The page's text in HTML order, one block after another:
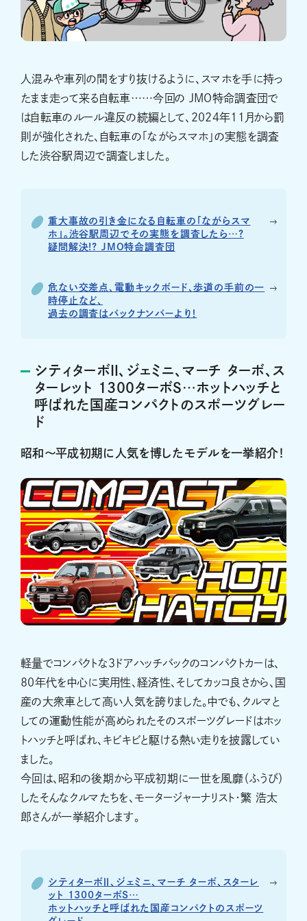
人混みや車列の間をすり抜けるように、スマホを手に持っ
たまま走って来る自転車……今回の JMO特命調査団で
は自転車のルール違反の続編として、2024年11月から罰
則が強化された、自転車の「ながらスマホ」の実態を調査
した渋谷駅周辺で調査しました。
重大事故の引き金になる自転車の「ながらスマ
ホ」。渋谷駅周辺でその実態を調査したら…?
疑問解決!? JMO特命調査団
危ない交差点、電動キックボード、歩道の手前の一
時停止など、
過去の調査はバックナンバーより！
シティターボⅡ、ジェミニ、マーチ ターボ、ス
ターレット 1300ターボS…ホットハッチと
呼ばれた国産コンパクトのスポーツグレー
ド
昭和〜平成初期に人気を博したモデルを一挙紹介！
軽量でコンパクトな３ドアハッチバックのコンパクトカーは、
80年代を中心に実用性、経済性、そしてカッコ良さから、国
産の大衆車として高い人気を誇りました。中でも、クルマと
しての運動性能が高められたそのスポーツグレードはホッ
トハッチと呼ばれ、キビキビと駆ける熱い走りを披露してい
ました。
今回は、昭和の後期から平成初期に一世を風靡（ふうび）
したそんなクルマたちを、モータージャーナリスト・繁 浩太
郎さんが一挙紹介します。
シティターボⅡ、ジェミニ、マーチ ターボ、スターレ
ット 1300ターボS…
ホットハッチと呼ばれた国産コンパクトのスポーツ